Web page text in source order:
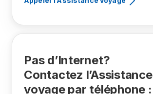
Pas d’Internet?
Contactez l’Assistance
voyage par téléphone :